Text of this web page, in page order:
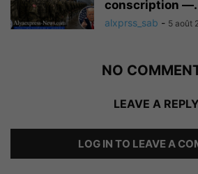
conscription
alxprss_sab - 5 août
NO
LEAVE A REPLY
LOG IN TO LEAVE A